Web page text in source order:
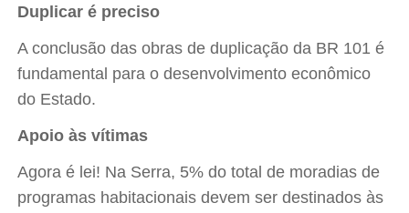
Duplicar é preciso
A conclusão das obras de duplicação da BR 101 é
fundamental para o desenvolvimento econômico
do Estado.
Apoio às vítimas
Agora é lei! Na Serra, 5% do total de moradias de
programas habitacionais devem ser destinados às